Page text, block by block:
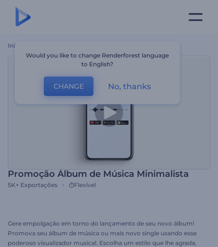
Início
Promoção Álbum de Música Minimalista
5K+ Exportações Flexível
Gere empolgação em torno do lançamento de seu novo álbum!
Promova seu álbum de música ou mais novo single usando esse
poderoso visualizador musical. Escolha um estilo que lhe agrada,
Would you like to change Renderforest language
to English?
CHANGE No, thanks